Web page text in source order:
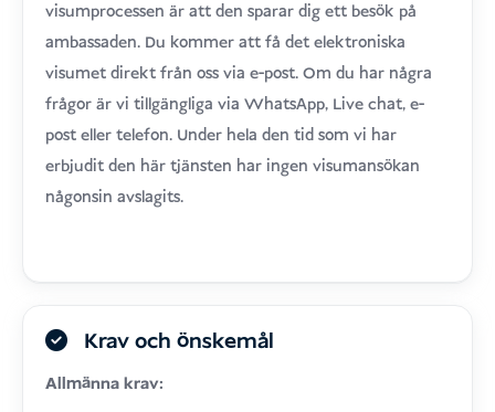
visumprocessen är att den sparar dig ett besök på
ambassaden. Du kommer att få det elektroniska
visumet direkt från oss via e-post. Om du har några
frågor är vi tillgängliga via WhatsApp, Live chat, e-
post eller telefon. Under hela den tid som vi har
erbjudit den här tjänsten har ingen visumansökan
någonsin avslagits.
Krav och önskemål
Allmänna krav: